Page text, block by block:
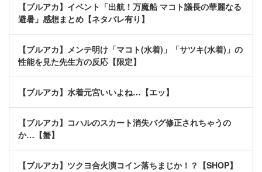
【ブルアカ】イベント「出航！万魔船 マコト議長の華麗なる
避暑」感想まとめ【ネタバレ有り】
【ブルアカ】メンテ明け「マコト(水着)」「サツキ(水着)」の
性能を見た先生方の反応【限定】
【ブルアカ】水着元宮いいよね…【エッ】
【ブルアカ】コハルのスカート消失バグ修正されちゃうの
か…【蟹】
【ブルアカ】ツクヨ合火演コイン落ちまじか！？【SHOP】